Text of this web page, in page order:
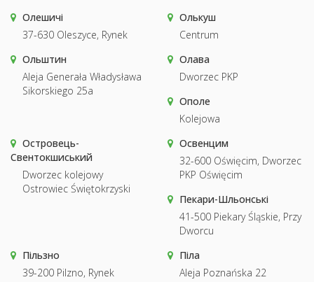
Олешичі
37-630 Oleszyce, Rynek
Олькуш
Centrum
Ольштин
Aleja Generała Władysława
Sikorskiego 25a
Олава
Dworzec PKP
Ополе
Kolejowa
Островець-
Свентокшиський
Dworzec kolejowy
Ostrowiec Świętokrzyski
Освенцим
32-600 Oświęcim, Dworzec
PKP Oświęcim
Пекари-Шльонські
41-500 Piekary Śląskie, Przy
Dworcu
Пільзно
39-200 Pilzno, Rynek
Піла
Aleja Poznańska 22